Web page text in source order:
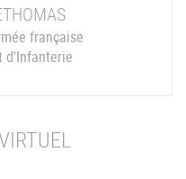
française
d'Infanterie